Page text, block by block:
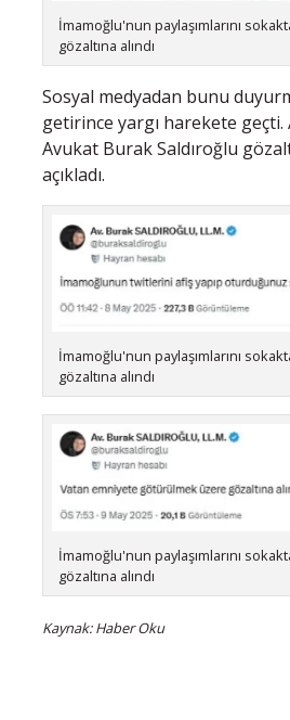
İmamoğlu'nun paylaşımlarını
gözaltına alındı
Sosyal medyadan bunu
getirince yargı harekete
Avukat Burak Saldıroğlu
açıkladı.
İmamoğlu'nun paylaşımlarını
gözaltına alındı
İmamoğlu'nun paylaşımlarını
gözaltına alındı
Kaynak: Haber Oku